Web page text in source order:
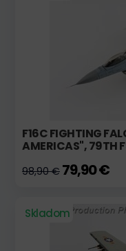
F16C FIGHTING
AMERICAS", 79TH
98,90 € 79,90 €
Skladom